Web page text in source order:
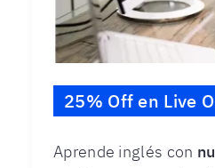
25% Off en Live
Aprende inglés con